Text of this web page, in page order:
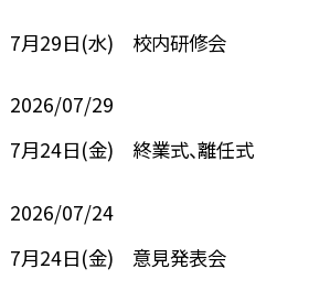
7月29日(水) 校内研修会
2026/07/29
7月24日(金) 終業式、離任式
2026/07/24
7月24日(金) 意見発表会